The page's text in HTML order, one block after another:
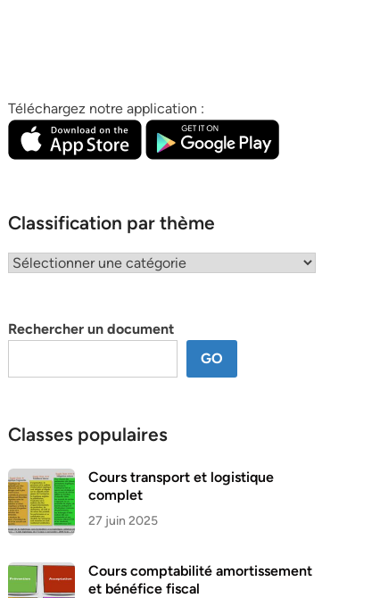
Téléchargez notre application :
Classification par thème
Classification
Rechercher un document
GO
Classes populaires
Cours transport et logistique
complet
27 juin 2025
Cours comptabilité amortissement
et bénéfice fiscal